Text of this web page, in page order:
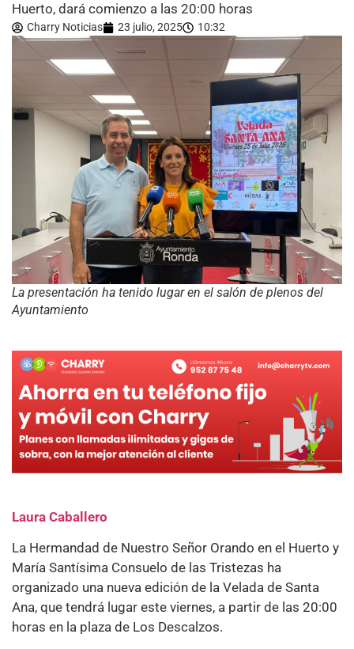
Huerto, dará comienzo a las 20:00 horas
Charry Noticias 23 julio, 2025 10:32
La presentación ha tenido lugar en el salón de plenos del
Ayuntamiento
Laura Caballero
La Hermandad de Nuestro Señor Orando en el Huerto y
María Santísima Consuelo de las Tristezas ha
organizado una nueva edición de la Velada de Santa
Ana, que tendrá lugar este viernes, a partir de las 20:00
horas en la plaza de Los Descalzos.